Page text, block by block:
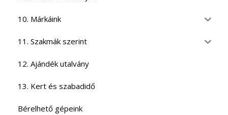
10. Márkáink
11. Szakmák szerint
12. Ajándék utalvány
13. Kert és szabadidő
Bérelhető gépeink